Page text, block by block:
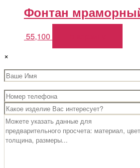
Фонтан
55,100
×